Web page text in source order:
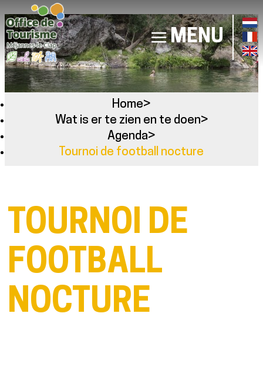
MENU
Home>
Wat is er te zien en te doen>
Agenda>
Tournoi de football nocture
TOURNOI DE
FOOTBALL
NOCTURE